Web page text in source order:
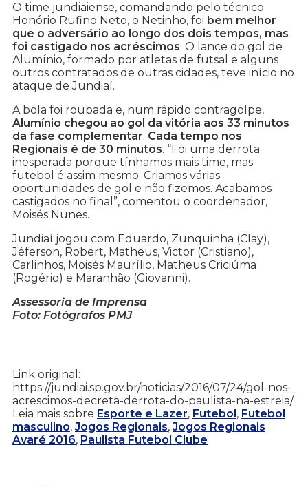
O time jundiaiense, comandando pelo técnico
Honório Rufino Neto, o Netinho, foi bem melhor
que o adversário ao longo dos dois tempos, mas
foi castigado nos acréscimos. O lance do gol de
Alumínio, formado por atletas de futsal e alguns
outros contratados de outras cidades, teve início no
ataque de Jundiaí.
A bola foi roubada e, num rápido contragolpe,
Alumínio chegou ao gol da vitória aos 33 minutos
da fase complementar. Cada tempo nos
Regionais é de 30 minutos. “Foi uma derrota
inesperada porque tínhamos mais time, mas
futebol é assim mesmo. Criamos várias
oportunidades de gol e não fizemos. Acabamos
castigados no final”, comentou o coordenador,
Moisés Nunes.
Jundiaí jogou com Eduardo, Zunquinha (Clay),
Jéferson, Robert, Matheus, Victor (Cristiano),
Carlinhos, Moisés Maurílio, Matheus Criciúma
(Rogério) e Maranhão (Giovanni).
Assessoria de Imprensa
Foto: Fotógrafos PMJ
Link original:
https://jundiai.sp.gov.br/noticias/2016/07/24/gol-nos-
acrescimos-decreta-derrota-do-paulista-na-estreia/
Leia mais sobre Esporte e Lazer, Futebol, Futebol
masculino, Jogos Regionais, Jogos Regionais
Avaré 2016, Paulista Futebol Clube